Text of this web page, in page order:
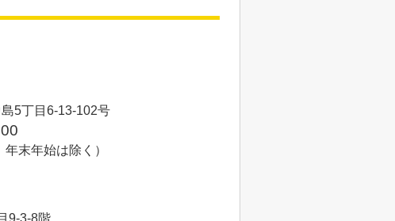
5丁目6-13-102号
末年始は除く）
9-3-8階